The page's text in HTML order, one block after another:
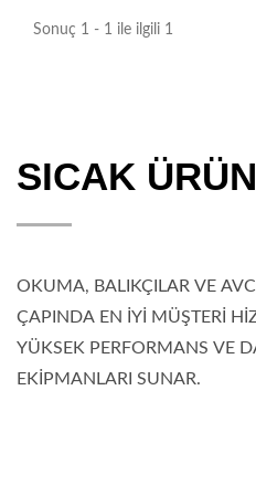
Sonuç 1 - 1 ile ilgili 1
SICAK ÜRÜN
OKUMA, BALIKÇILAR VE
ÇAPINDA EN İYİ MÜŞTERİ
YÜKSEK PERFORMANS VE
EKİPMANLARI SUNAR.